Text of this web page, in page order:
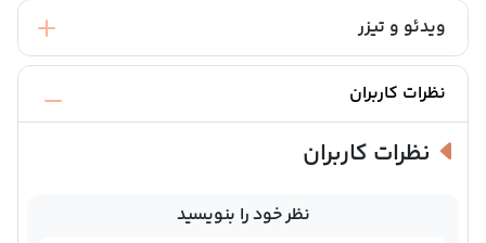
ویدئو و تیزر
نظرات کاربران
نظرات کاربران
نظر خود را بنویسید